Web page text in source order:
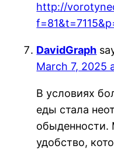
http://
DavidGraph
March 7, 2025
В условиях
еды стала
обыденности.
удобство,